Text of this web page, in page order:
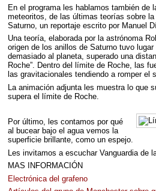
En el programa les hablamos también de
meteoritos, de las últimas teorías sobre
Saturno, un reportaje escrito por Manuel
Una teoría, elaborada por la astrónoma
origen de los anillos de Saturno tuvo
demasiado al planeta, superado una
Roche”. Dentro del límite de Roche, las
las gravitacionales tendiendo a romper el
La animación adjunta les muestra lo que
supera el límite de Roche.
Por último, les contamos por qué
al bucear bajo el agua vemos la
superficie brillante, como un espejo.
Les invitamos a escuchar Vanguardia de
MAS INFORMACIÓN
Electrónica del grafeno